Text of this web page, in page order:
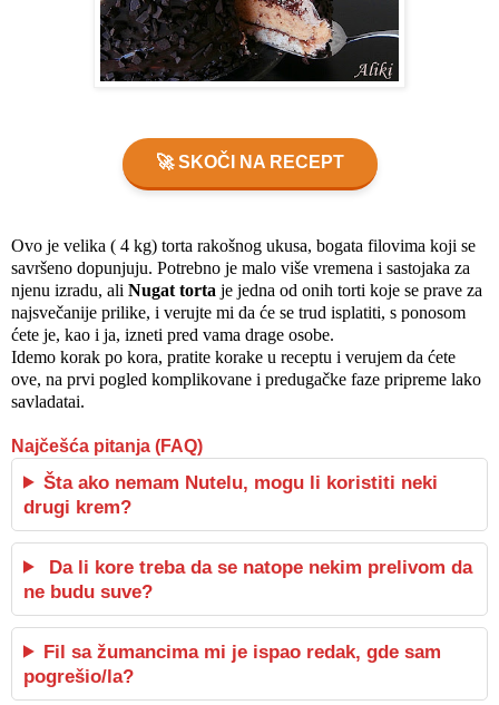
🚀 SKOČI NA RECEPT
Ovo je velika ( 4 kg) torta rakošnog ukusa, bogata filovima koji se
savršeno dopunjuju. Potrebno je malo više vremena i sastojaka za
njenu izradu, ali Nugat torta je jedna od onih torti koje se prave za
najsvečanije prilike, i verujte mi da će se trud isplatiti, s ponosom
ćete je, kao i ja, izneti pred vama drage osobe.
Idemo korak po kora, pratite korake u receptu i verujem da ćete
ove, na prvi pogled komplikovane i predugačke faze pripreme lako
savladatai.
Najčešća pitanja (FAQ)
Šta ako nemam Nutelu, mogu li koristiti neki
drugi krem?
Da li kore treba da se natope nekim prelivom da
ne budu suve?
Fil sa žumancima mi je ispao redak, gde sam
pogrešio/la?